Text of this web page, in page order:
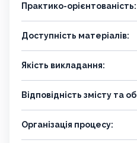
Практико-орієнтованість:
Доступність матеріалів:
Якість викладання:
Відповідність змісту та
Організація процесу: